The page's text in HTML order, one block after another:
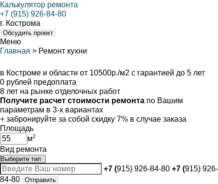
Калькулятор ремонта
+7 (915) 926-84-80
г. Кострома
Обсудить проект
Меню
Главная > Ремонт кухни
в Костроме и области от 10500р./м2 с гарантией до 5 лет
0 рублей предоплата
8 лет на рынке отделочных работ
Получите расчет стоимости ремонта по Вашим
параметрам в 3-х вариантах
+ забронируйте за собой скидку 7% в случае заказа
Площадь
м2
Вид ремонта
+7 (915) 926-84-80 +7 (915) 926-
84-80
Отправить